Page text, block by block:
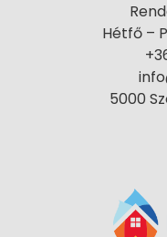
Hétfő –
5000